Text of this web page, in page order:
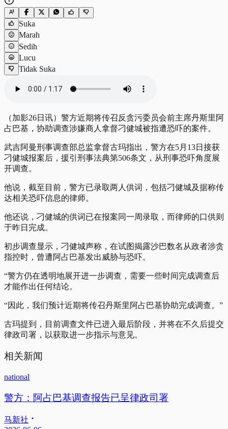
Suka
Marah
Sedih
Lucu
Tidak Suka
（加影26日讯）警方近期将传召反贪污委员会前主席丹斯里阿
占巴基，协助调查涉嫌商人拿督刁健城被指遭恐吓的案件。
武吉阿曼刑事调查部总监拿督古玛指出，警方在5月13日接获
刁健城报案后，援引刑事法典第506条文，从刑事恐吓角度展
开调查。
他说，截至目前，警方已录取两人供词，包括刁健城及据称传
达相关恐吓信息的律师。
他还说，刁健城的供词已在报案同一周录取，而律师的口供则
于昨日完成。
初步调查显示，刁健城声称，在试图揭露沙巴数名从政者涉贪
指控时，曾遭阿占巴基发出威胁与恐吓。
“警方仍在透明地展开进一步调查，需要一些时间完成调查后
才能作出任何结论。
“因此，我们预计近期将传召丹斯里阿占巴基协助完成调查。”
古玛提到，目前调查文件已进入最后阶段，并将在不久后提交
律政司署，以获取进一步指示与意见。
相关新闻
national
警方：阿占巴基调查报告已呈律政司署
马新社